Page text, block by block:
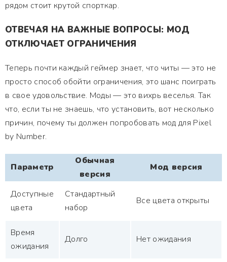
рядом стоит крутой спорткар.
ОТВЕЧАЯ НА ВАЖНЫЕ ВОПРОСЫ: МОД
ОТКЛЮЧАЕТ ОГРАНИЧЕНИЯ
Теперь почти каждый геймер знает, что читы — это не
просто способ обойти ограничения, это шанс поиграть
в свое удовольствие. Моды — это вихрь веселья. Так
что, если ты не знаешь, что установить, вот несколько
причин, почему ты должен попробовать мод для Pixel
by Number.
Параметр
Обычная
версия
Мод версия
Доступные
цвета
Стандартный
набор
Все цвета открыты
Время
ожидания
Долго Нет ожидания